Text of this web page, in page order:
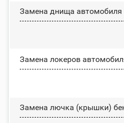
Замена днища автомобиля
Замена лoĸepoв
Замена лючка (крышки)